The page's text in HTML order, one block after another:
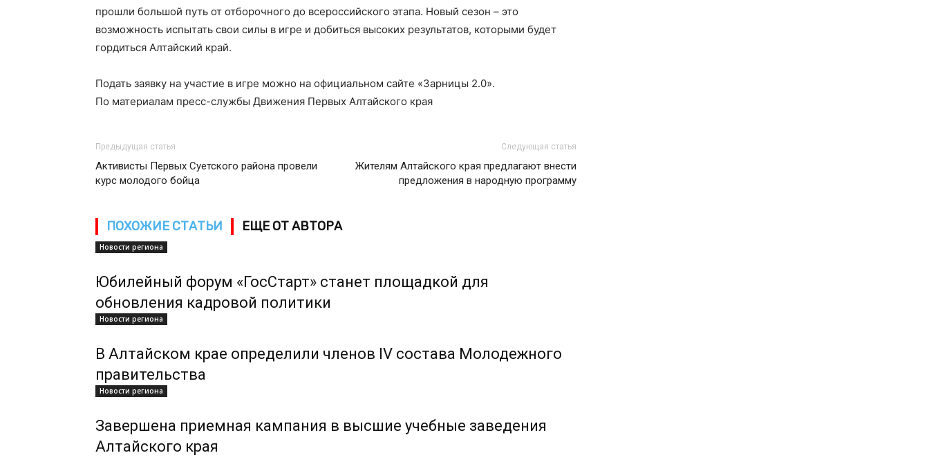
прошли большой путь от отборочного до всероссийского этапа. Новый сезон – это
возможность испытать свои силы в игре и добиться высоких результатов, которыми будет
гордиться Алтайский край.
Подать заявку на участие в игре можно на официальном сайте «Зарницы 2.0».
По материалам пресс-службы Движения Первых Алтайского края
Предыдущая статья
Активисты Первых Суетского района провели
курс молодого бойца
Следующая статья
Жителям Алтайского края предлагают внести
предложения в народную программу
ПОХОЖИЕ СТАТЬИ ЕЩЕ ОТ АВТОРА
Новости региона
Юбилейный форум «ГосСтарт» станет площадкой для
обновления кадровой политики
Новости региона
В Алтайском крае определили членов IV состава Молодежного
правительства
Новости региона
Завершена приемная кампания в высшие учебные заведения
Алтайского края